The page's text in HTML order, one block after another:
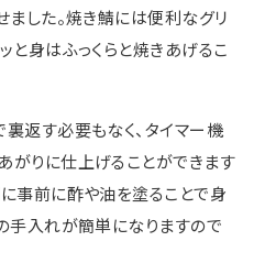
ました。焼き鯖には便利なグリ
と身はふっくらと焼きあげるこ
返す必要もなく、タイマー機
がりに仕上げることができます
事前に酢や油を塗ることで身
手入れが簡単になりますので